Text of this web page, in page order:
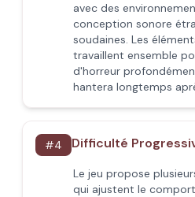
avec des
conception sonore
soudaines. Les
travaillent ensemble
d'horreur
hantera longtemps
#4 Difficulté
Le jeu propose
qui ajustent le